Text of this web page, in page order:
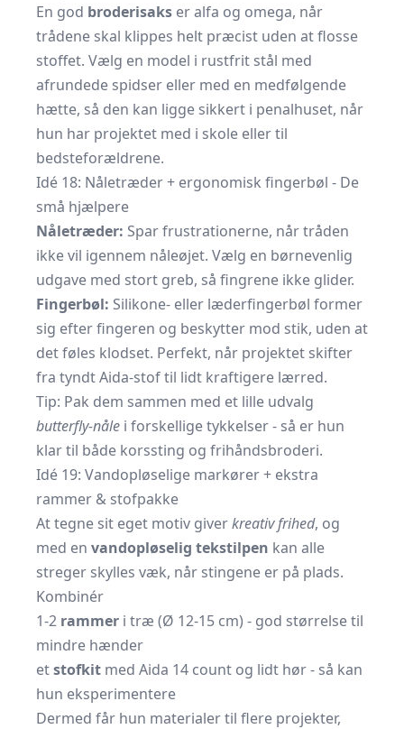
En god broderisaks er alfa og omega, når
trådene skal klippes helt præcist uden at flosse
stoffet. Vælg en model i rustfrit stål med
afrundede spidser eller med en medfølgende
hætte, så den kan ligge sikkert i penalhuset, når
hun har projektet med i skole eller til
bedsteforældrene.
Idé 18: Nåletræder + ergonomisk fingerbøl - De
små hjælpere
Nåletræder: Spar frustrationerne, når tråden
ikke vil igennem nåleøjet. Vælg en børnevenlig
udgave med stort greb, så fingrene ikke glider.
Fingerbøl: Silikone- eller læderfingerbøl former
sig efter fingeren og beskytter mod stik, uden at
det føles klodset. Perfekt, når projektet skifter
fra tyndt Aida-stof til lidt kraftigere lærred.
Tip: Pak dem sammen med et lille udvalg
butterfly-nåle i forskellige tykkelser - så er hun
klar til både korssting og frihåndsbroderi.
Idé 19: Vandopløselige markører + ekstra
rammer & stofpakke
At tegne sit eget motiv giverkreativ frihed, og
med en vandopløselig tekstilpen kan alle
streger skylles væk, når stingene er på plads.
Kombinér
1-2 rammer i træ (Ø 12-15 cm) - god størrelse til
mindre hænder
etstofkit med Aida 14 count og lidt hør - så kan
hun eksperimentere
Dermed får hun materialer til flere projekter,